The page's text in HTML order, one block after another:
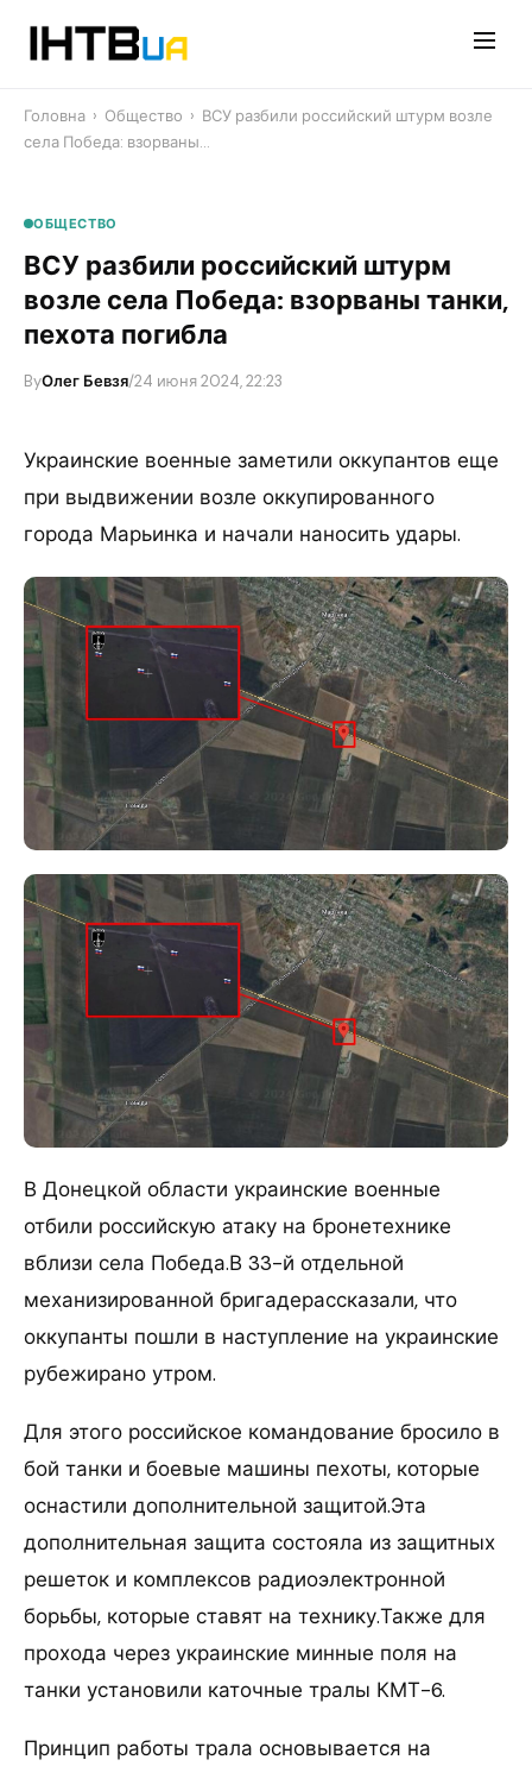
Головна › Общество › ВСУ разбили российский штурм возле
села Победа: взорваны…
ОБЩЕСТВО
ВСУ разбили российский штурм
возле села Победа: взорваны танки,
пехота погибла
ByОлег Бевзя/24 июня 2024, 22:23
Украинские военные заметили оккупантов еще
при выдвижении возле оккупированного
города Марьинка и начали наносить удары.
В Донецкой области украинские военные
отбили российскую атаку на бронетехнике
вблизи села Победа.В 33-й отдельной
механизированной бригадерассказали, что
оккупанты пошли в наступление на украинские
рубежирано утром.
Для этого российское командование бросило в
бой танки и боевые машины пехоты, которые
оснастили дополнительной защитой.Эта
дополнительная защита состояла из защитных
решеток и комплексов радиоэлектронной
борьбы, которые ставят на технику.Также для
прохода через украинские минные поля на
танки установили каточные тралы КМТ-6.
Принцип работы трала основывается на